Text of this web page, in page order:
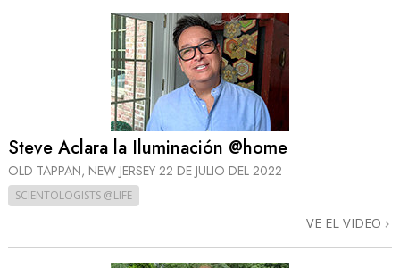
Steve Aclara la Iluminación @home
OLD TAPPAN, NEW JERSEY 22 DE JULIO DEL 2022
SCIENTOLOGISTS @LIFE
VE EL VIDEO